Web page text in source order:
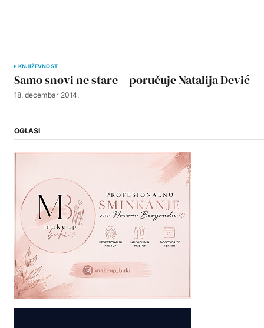
KNJIŽEVNOST
Samo snovi ne stare – poručuje Natalija Dević
18. decembar 2014.
OGLASI